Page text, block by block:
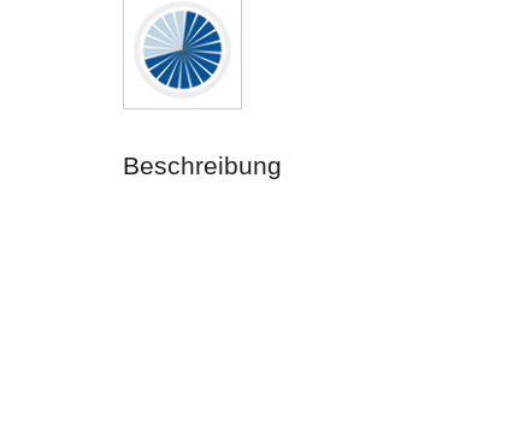
Beschreibung